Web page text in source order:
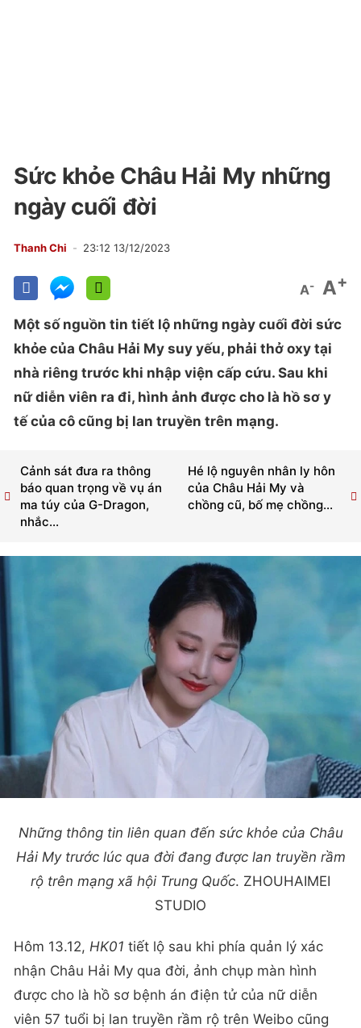
Sức khỏe Châu Hải My những
ngày cuối đời
Thanh Chi 23:12 13/12/2023
A- A+
Một số nguồn tin tiết lộ những ngày cuối đời sức
khỏe của Châu Hải My suy yếu, phải thở oxy tại
nhà riêng trước khi nhập viện cấp cứu. Sau khi
nữ diễn viên ra đi, hình ảnh được cho là hồ sơ y
tế của cô cũng bị lan truyền trên mạng.
Hé lộ nguyên nhân ly hôn
của Châu Hải My và
chồng cũ, bố mẹ chồng...
Cảnh sát đưa ra thông
báo quan trọng về vụ án
ma túy của G-Dragon,
nhắc...
Những thông tin liên quan đến sức khỏe của Châu
Hải My trước lúc qua đời đang được lan truyền rầm
rộ trên mạng xã hội Trung Quốc. ZHOUHAIMEI
STUDIO
Hôm 13.12, HK01 tiết lộ sau khi phía quản lý xác
nhận Châu Hải My qua đời, ảnh chụp màn hình
được cho là hồ sơ bệnh án điện tử của nữ diễn
viên 57 tuổi bị lan truyền rầm rộ trên Weibo cũng